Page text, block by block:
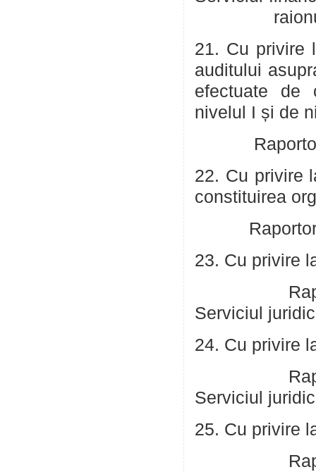
21. Cu privire
auditului
efectuate de
nivelul I și de
Raportor:
22. Cu privire
constituirea
Raportor:
23. Cu privire
Raportor:
Serviciul juridic
24. Cu privire
Raportor:
Serviciul juridic
25. Cu privire
Raportor: